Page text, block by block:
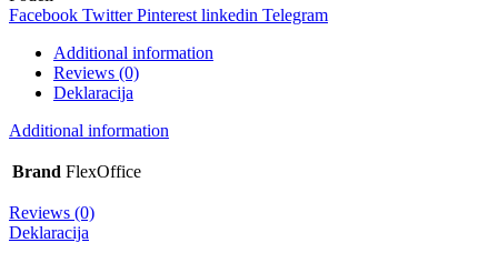
Facebook Twitter Pinterest linkedin Telegram
Additional information
Reviews (0)
Deklaracija
Additional information
Brand FlexOffice
Reviews (0)
Deklaracija